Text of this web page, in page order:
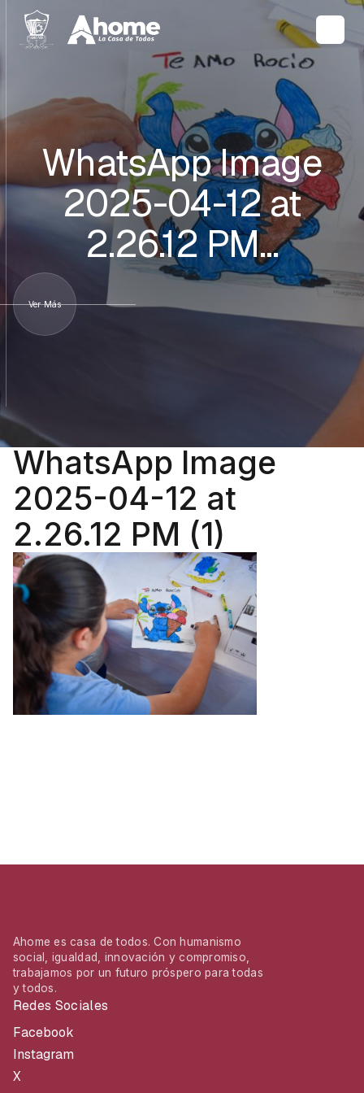
WhatsApp Image
2025-04-12 at
2.26.12 PM…
Ver Más
WhatsApp Image
2025-04-12 at
2.26.12 PM (1)
Ahome es casa de todos. Con humanismo
social, igualdad, innovación y compromiso,
trabajamos por un futuro próspero para todas
y todos.
Redes Sociales
Facebook
Instagram
X